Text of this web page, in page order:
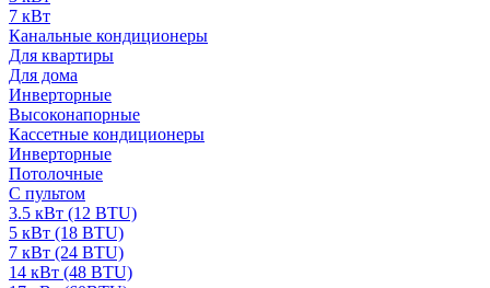
7 кВт
Канальные кондиционеры
Для квартиры
Для дома
Инверторные
Высоконапорные
Кассетные кондиционеры
Инверторные
Потолочные
С пультом
3.5 кВт (12 BTU)
5 кВт (18 BTU)
7 кВт (24 BTU)
14 кВт (48 BTU)